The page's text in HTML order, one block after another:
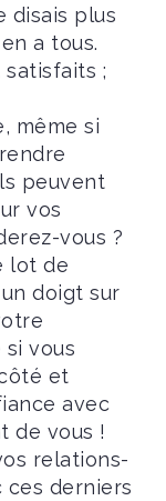
disais plus
a tous.
;
même si
peuvent
vos
vous ?
lot de
doigt sur
vous
et
avec
de vous !
relations-
derniers